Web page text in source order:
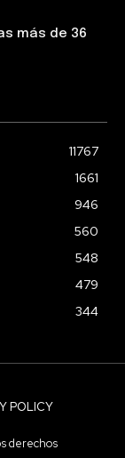
más de 36
11767
1661
946
560
548
479
344
POLICY
derechos